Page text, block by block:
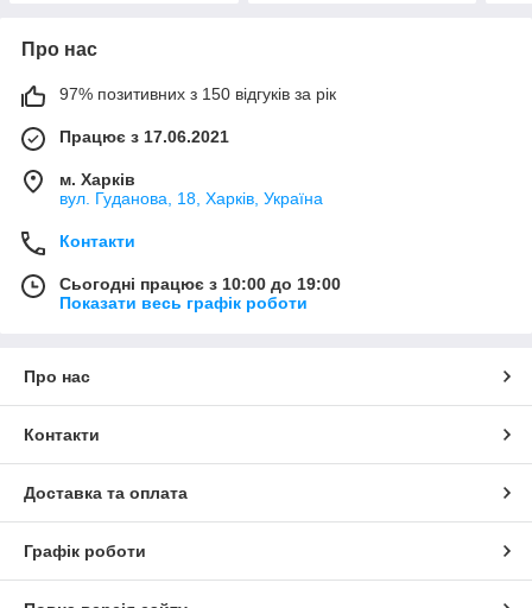
Про нас
97% позитивних з 150 відгуків за рік
Працює з 17.06.2021
м. Харків
вул. Гуданова, 18, Харків, Україна
Контакти
Сьогодні працює з 10:00 до 19:00
Показати весь графік роботи
Про нас
Контакти
Доставка та оплата
Графік роботи